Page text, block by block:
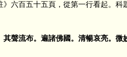
百五十五頁，從第一行看起。科
其聲流布。遍諸佛國。清暢哀亮。